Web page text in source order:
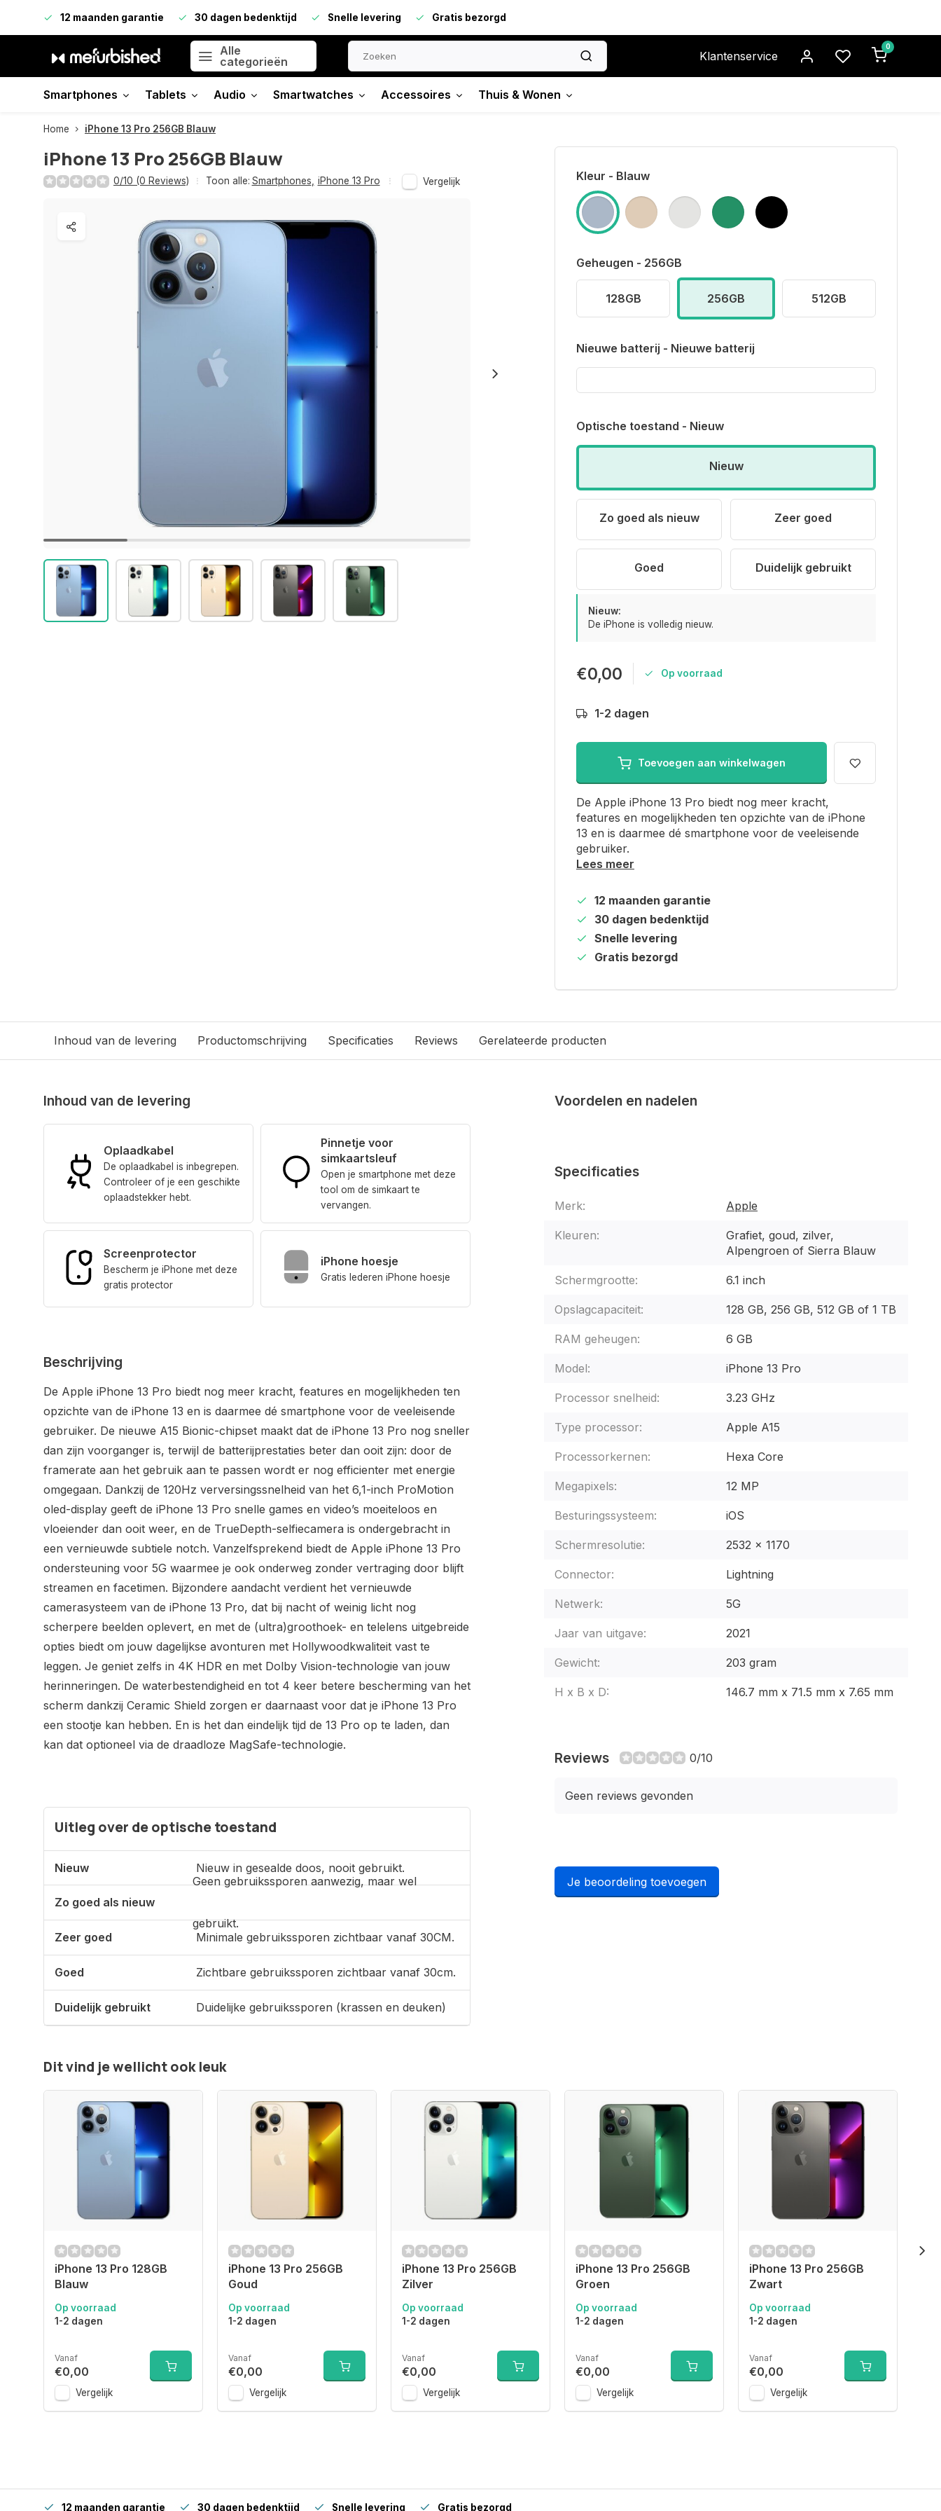
12 maanden garantie 30 dagen bedenktijd Snelle levering Gratis bezorgd
Alle
categorieën
Klantenservice
0
Smartphones Tablets Audio Smartwatches Accessoires Thuis & Wonen
Home iPhone 13 Pro 256GB Blauw
iPhone 13 Pro 256GB Blauw
0/10 (0 Reviews) Toon alle: Smartphones iPhone 13 Pro Vergelijk Kleur - Blauw
Geheugen - 256GB
128GB 256GB 512GB
Nieuwe batterij - Nieuwe batterij
Optische toestand - Nieuw
Nieuw
Zo goed als nieuw Zeer goed
Goed Duidelijk gebruikt
Nieuw:
De iPhone is volledig nieuw.
€0,00 Op voorraad
1-2 dagen
Toevoegen aan winkelwagen
De Apple iPhone 13 Pro biedt nog meer kracht,
features en mogelijkheden ten opzichte van de iPhone
13 en is daarmee dé smartphone voor de veeleisende
gebruiker.
Lees meer
12 maanden garantie
30 dagen bedenktijd
Snelle levering
Gratis bezorgd
Inhoud van de levering Productomschrijving Specificaties Reviews Gerelateerde producten
Inhoud van de levering
Oplaadkabel
De oplaadkabel is inbegrepen.
Controleer of je een geschikte
oplaadstekker hebt.
Pinnetje voor
simkaartsleuf
Open je smartphone met deze
tool om de simkaart te
vervangen.
Screenprotector
Bescherm je iPhone met deze
gratis protector
iPhone hoesje
Gratis lederen iPhone hoesje
Beschrijving
De Apple iPhone 13 Pro biedt nog meer kracht, features en mogelijkheden ten
opzichte van de iPhone 13 en is daarmee dé smartphone voor de veeleisende
gebruiker. De nieuwe A15 Bionic-chipset maakt dat de iPhone 13 Pro nog sneller
dan zijn voorganger is, terwijl de batterijprestaties beter dan ooit zijn: door de
framerate aan het gebruik aan te passen wordt er nog efficienter met energie
omgegaan. Dankzij de 120Hz verversingssnelheid van het 6,1-inch ProMotion
oled-display geeft de iPhone 13 Pro snelle games en video’s moeiteloos en
vloeiender dan ooit weer, en de TrueDepth-selfiecamera is ondergebracht in
een vernieuwde subtiele notch. Vanzelfsprekend biedt de Apple iPhone 13 Pro
ondersteuning voor 5G waarmee je ook onderweg zonder vertraging door blijft
streamen en facetimen. Bijzondere aandacht verdient het vernieuwde
camerasysteem van de iPhone 13 Pro, dat bij nacht of weinig licht nog
scherpere beelden oplevert, en met de (ultra)groothoek- en telelens uitgebreide
opties biedt om jouw dagelijkse avonturen met Hollywoodkwaliteit vast te
leggen. Je geniet zelfs in 4K HDR en met Dolby Vision-technologie van jouw
herinneringen. De waterbestendigheid en tot 4 keer betere bescherming van het
scherm dankzij Ceramic Shield zorgen er daarnaast voor dat je iPhone 13 Pro
een stootje kan hebben. En is het dan eindelijk tijd de 13 Pro op te laden, dan
kan dat optioneel via de draadloze MagSafe-technologie.
Uitleg over de optische toestand
Nieuw Nieuw in gesealde doos, nooit gebruikt.
Zo goed als nieuw
Geen gebruikssporen aanwezig, maar wel
gebruikt.
Zeer goed
Minimale gebruikssporen zichtbaar vanaf 30CM.
Goed Zichtbare gebruikssporen zichtbaar vanaf 30cm.
Duidelijk gebruikt Duidelijke gebruikssporen (krassen en deuken)
Voordelen en nadelen
Specificaties
Merk: Apple
Kleuren:
Grafiet, goud, zilver,
Alpengroen of Sierra Blauw
Schermgrootte: 6.1 inch
Opslagcapaciteit: 128 GB, 256 GB, 512 GB of 1 TB
RAM geheugen: 6 GB
Model: iPhone 13 Pro
Processor snelheid: 3.23 GHz
Type processor: Apple A15
Processorkernen: Hexa Core
Megapixels: 12 MP
Besturingssysteem: iOS
Schermresolutie: 2532 x 1170
Connector: Lightning
Netwerk: 5G
Jaar van uitgave: 2021
Gewicht: 203 gram
H x B x D: 146.7 mm x 71.5 mm x 7.65 mm
Reviews 0/10
Geen reviews gevonden
Je beoordeling toevoegen
Dit vind je wellicht ook leuk
iPhone 13 Pro 128GB
Blauw
Op voorraad
1-2 dagen
Vanaf
€0,00
Vergelijk
iPhone 13 Pro 256GB
Goud
Op voorraad
1-2 dagen
Vanaf
€0,00
Vergelijk
iPhone 13 Pro 256GB
Zilver
Op voorraad
1-2 dagen
Vanaf
€0,00
Vergelijk
iPhone 13 Pro 256GB
Groen
Op voorraad
1-2 dagen
Vanaf
€0,00
Vergelijk
iPhone 13 Pro 256GB
Zwart
Op voorraad
1-2 dagen
Vanaf
€0,00
Vergelijk
12 maanden garantie 30 dagen bedenktijd Snelle levering Gratis bezorgd